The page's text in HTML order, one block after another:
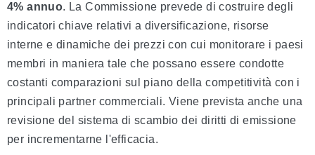
4% annuo. La Commissione prevede di costruire degli
indicatori chiave relativi a diversificazione, risorse
interne e dinamiche dei prezzi con cui monitorare i paesi
membri in maniera tale che possano essere condotte
costanti comparazioni sul piano della competitività con i
principali partner commerciali. Viene prevista anche una
revisione del sistema di scambio dei diritti di emissione
per incrementarne l'efficacia.